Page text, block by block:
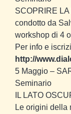
SCOPRIRE
condotto da
workshop di 4
Per info e
http://
5 Maggio –
Seminario
IL LATO
Le origini della